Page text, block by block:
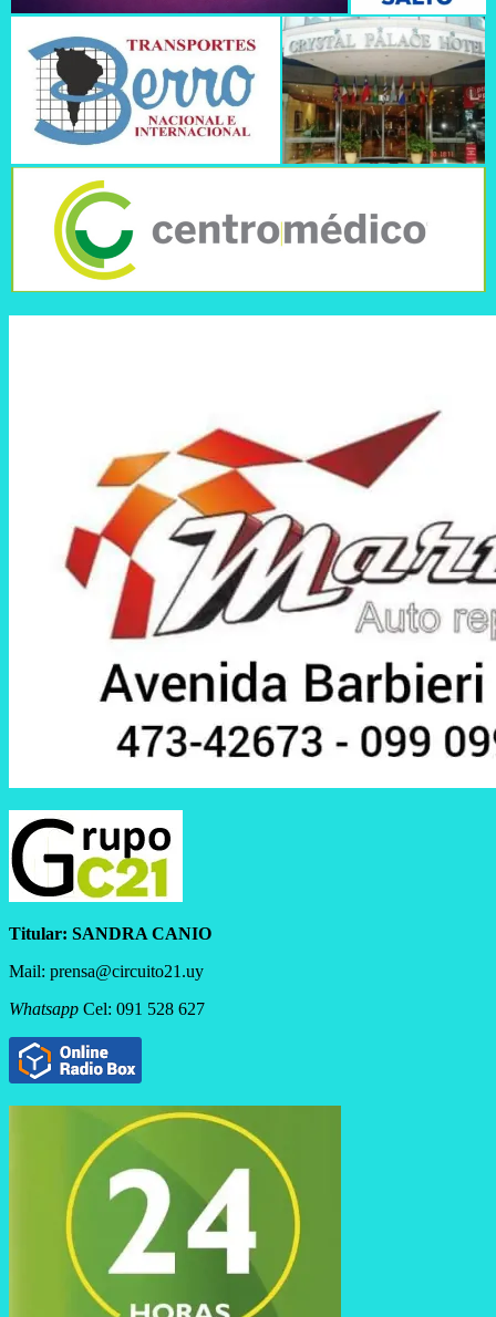
Titular: SANDRA CANIO
Mail: prensa@circuito21.uy
Whatsapp Cel: 091 528 627